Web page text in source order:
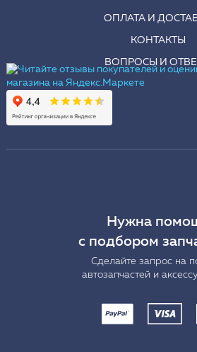
ОПЛАТА И
КОНТАКТЫ
ВОПРОСЫ И
Нужна
с подбором
Сделайте запрос на
автозапчастей и